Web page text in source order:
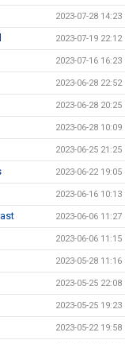
2023-07-28 14:23
2023-07-19 22:12
2023-07-16 16:23
2023-06-28 22:52
2023-06-28 20:25
2023-06-28 10:09
2023-06-25 21:25
2023-06-22 19:05
2023-06-16 10:13
2023-06-06 11:27
2023-06-06 11:15
2023-05-28 11:16
2023-05-25 22:08
2023-05-25 19:23
2023-05-22 19:58